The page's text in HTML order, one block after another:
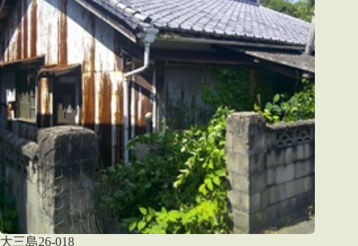
大三島26-018